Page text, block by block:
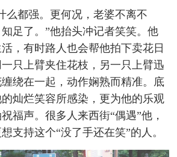
么都强。更何况，老婆不离不
足了。”他抬头冲记者笑笑。他
，有时路人也会帮他拍下卖花日
只上臂夹住花枝，另一只上臂迅
绕在一起，动作娴熟而精准。底
灿烂笑容所感染，更为他的乐观
福声。很多人来西街“偶遇”他，
支持这个“没了手还在笑”的人。